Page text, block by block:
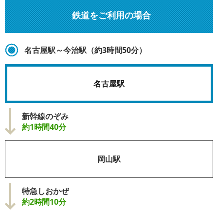
鉄道をご利用の場合
名古屋駅～今治駅（約3時間50分）
名古屋駅
新幹線のぞみ
約1時間40分
岡山駅
特急しおかぜ
約2時間10分